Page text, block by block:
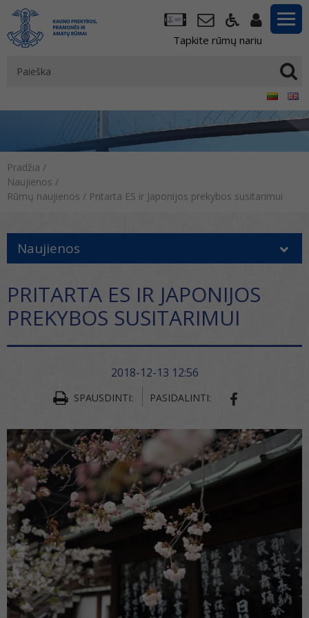
Tapkite rūmų nariu
Pradžia /
Naujienos /
Rūmų naujienos / Pritarta ES ir Japonijos prekybos susitarimui
Naujienos
PRITARTA ES IR JAPONIJOS
PREKYBOS SUSITARIMUI
2018-12-13 12:56
SPAUSDINTI: PASIDALINTI: